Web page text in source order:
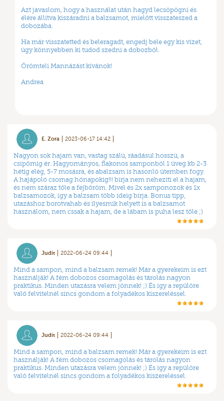
Azt javaslom, hogy a használat után hagyd lecsöpögni és
élére állítva kiszáradni a balzsamot, mielőtt visszateszed a
dobozába.
Ha már visszatetted és beleragadt, engedj bele egy kis vizet,
úgy könnyebben ki tudod szedni a dobozból.
Örömteli Mannázást kívánok!
Andrea
E. Zora 2023-06-17 14:42
Nagyon sok hajam van, vastag szálú, ráadásul hosszú, a
csípőmig ér. Hagyományos, flakonos samponból 1 üveg kb 2-3
hétig elég, 5-7 mosásra, és abalzsam is hasonló ütemben fogy.
A hajápoló csomag hónapokig!!! bírja nem nehezíti el a hajam,
és nem száraz tőle a fejbőröm. Mivel és 2x samponozok és 1x
balzsamozok, így a balzsam több ideig bírja. Bonus tipp,
utazáshoz borotvahab és ilyesmik helyett is a balzsamot
használom, nem cssak a hajam, de a lábam is puha lesz tőle ;)
Judit 2022-06-24 09:44
Mind a sampon, mind a balzsam remek! Már a gyerekeim is ezt
használják! A fém dobozos csomagolás és tárolás nagyon
praktikus. Minden utazásra velem jönnek! ;) És így a repülöre
valő felvitelnél sincs gondom a folyadékos kiszereléssel.
Judit 2022-06-24 09:44
Mind a sampon, mind a balzsam remek! Már a gyerekeim is ezt
használják! A fém dobozos csomagolás és tárolás nagyon
praktikus. Minden utazásra velem jönnek! ;) És így a repülöre
valő felvitelnél sincs gondom a folyadékos kiszereléssel.